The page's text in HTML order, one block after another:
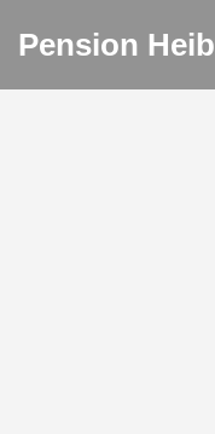
Pension Heib